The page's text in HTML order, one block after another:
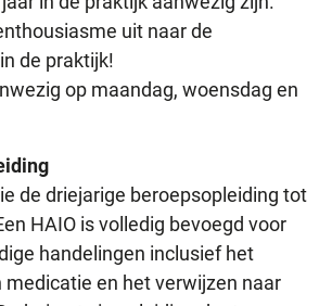
uit naar de
de praktijk!
op maandag, woensdag en
de driejarige beroepsopleiding tot
HAIO is volledig bevoegd voor
handelingen inclusief het
medicatie en het verwijzen naar